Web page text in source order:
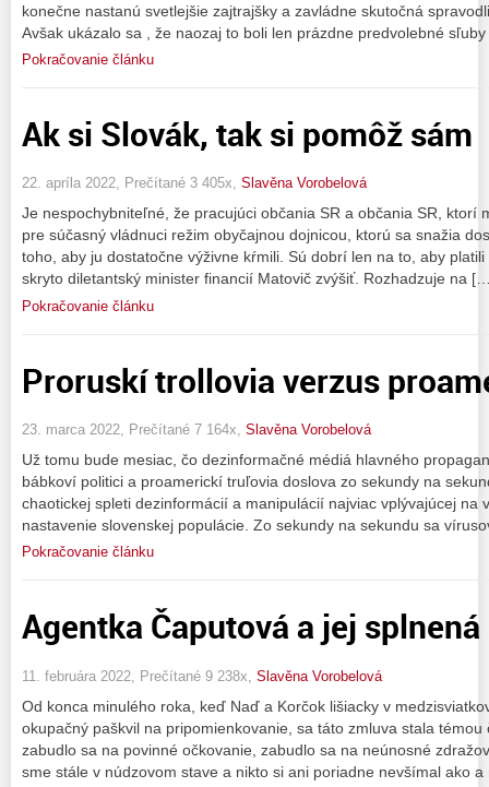
konečne nastanú svetlejšie zajtrajšky a zavládne skutočná
Avšak ukázalo sa , že naozaj to boli len prázdne predvolebné
Pokračovanie článku
Ak si Slovák, tak si pomôž sám
22. apríla 2022, Prečítané 3 405x, Slavěna Vorobelová
Je nespochybniteľné, že pracujúci občania SR a občania SR, ktorí
pre súčasný vládnuci režim obyčajnou dojnicou, ktorú sa snažia
toho, aby ju dostatočne výživne kŕmili. Sú dobrí len na to, aby
skryto diletantský minister financií Matovič zvýšiť. Rozhadzuje na
Pokračovanie článku
Proruskí trollovia verzus
23. marca 2022, Prečítané 7 164x, Slavěna Vorobelová
Už tomu bude mesiac, čo dezinformačné médiá hlavného
bábkoví politici a proamerickí truľovia doslova zo sekundy na
chaotickej spleti dezinformácií a manipulácií najviac vplývajúcej na
nastavenie slovenskej populácie. Zo sekundy na sekundu sa
Pokračovanie článku
Agentka Čaputová a jej
11. februára 2022, Prečítané 9 238x, Slavěna Vorobelová
Od konca minulého roka, keď Naď a Korčok lišiacky v
okupačný paškvil na pripomienkovanie, sa táto zmluva stala
zabudlo sa na povinné očkovanie, zabudlo sa na neúnosné
sme stále v núdzovom stave a nikto si ani poriadne nevšímal ako